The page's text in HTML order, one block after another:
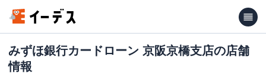
みずほ銀行カードローン 京阪京橋支店の店舗
情報